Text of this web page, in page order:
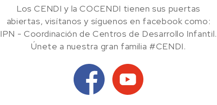
Los CENDI y la COCENDI tienen sus puertas
abiertas, visítanos y síguenos en facebook como:
IPN - Coordinación de Centros de Desarrollo Infantil.
Únete a nuestra gran familia #CENDI.